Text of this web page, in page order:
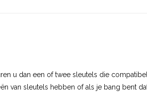
u dan een of twee sleutels die
van sleutels hebben of als je bang bent